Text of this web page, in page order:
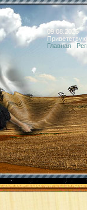
09.08.2026
Главная